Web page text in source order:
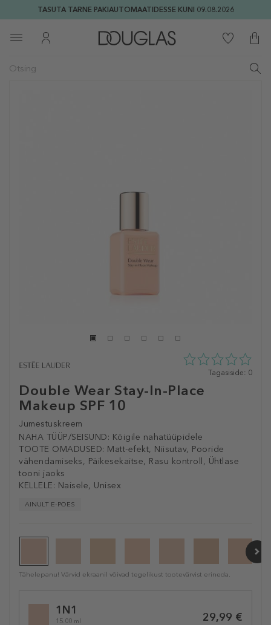
TASUTA TARNE PAKIAUTOMAATIDESSE KUNI 09.08.2026
Double Wear Stay-In-Place
Makeup SPF 10
Jumestuskreem
NAHA TÜÜP/SEISUND: Kõigile nahatüüpidele
TOOTE OMADUSED: Matt-efekt, Niisutav, Pooride
vähendamiseks, Päikesekaitse, Rasu kontroll, Ühtlase
tooni jaoks
KELLELE: Naisele, Unisex
AINULT E-POES
0
Tagasiside: 0
Tähelepanu! Värvid ekraanil võivad tegelikust tootevärvist erineda.
variation1N1
15.00 ml
29,99 €